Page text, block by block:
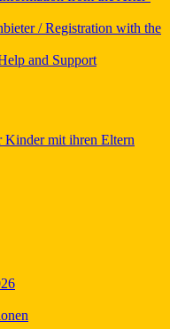
/ Registration with the
and Support
Kinder mit ihren Eltern